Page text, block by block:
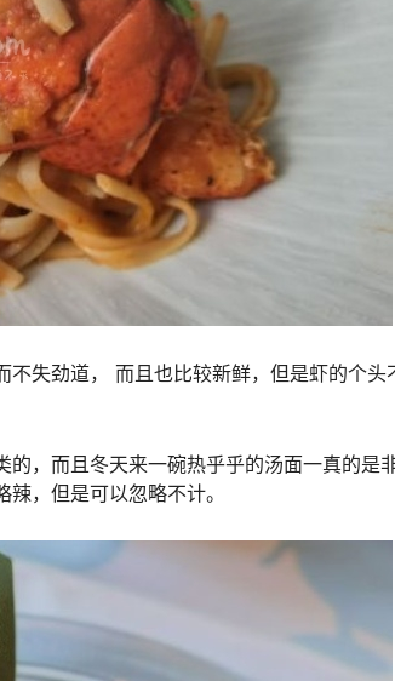
不失劲道， 而且也比较新鲜，但是虾的个头
，而且冬天来一碗热乎乎的汤面一真的是
，但是可以忽略不计。